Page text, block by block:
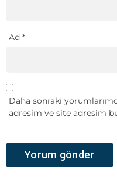
Ad *
Daha sonraki
adresim ve site adresim